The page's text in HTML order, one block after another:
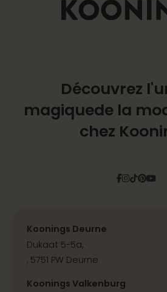
Découvrez
magiquede la
chez
Facebook
Instagram
Tiktok
Koonings Deurne
Dukaat 5-5a,
, 5751 PW Deurne
Koonings Valkenburg